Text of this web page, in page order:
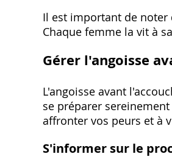
Il est important de noter
Chaque femme la vit à
Gérer l'angoisse
L'angoisse avant
se préparer
affronter vos peurs et à
S'informer sur le